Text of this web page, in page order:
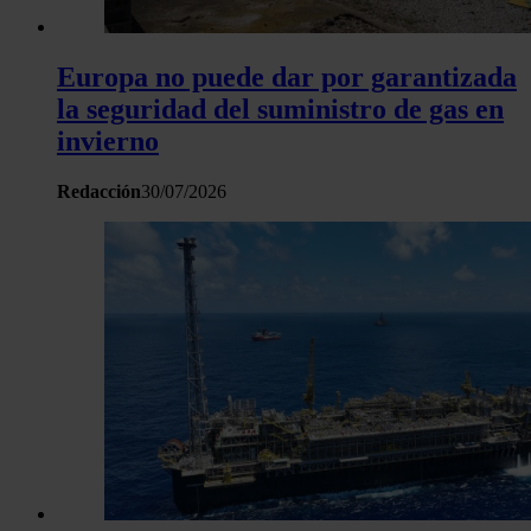
Europa no puede dar por garantizada
la seguridad del suministro de gas en
invierno
Redacción30/07/2026